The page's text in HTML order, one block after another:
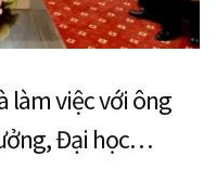
làm việc với ông
Đại học